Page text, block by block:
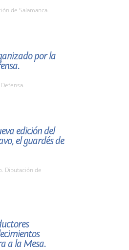
de Salamanca.
por la
edición del
el guardés de
Diputación de
a la Mesa.